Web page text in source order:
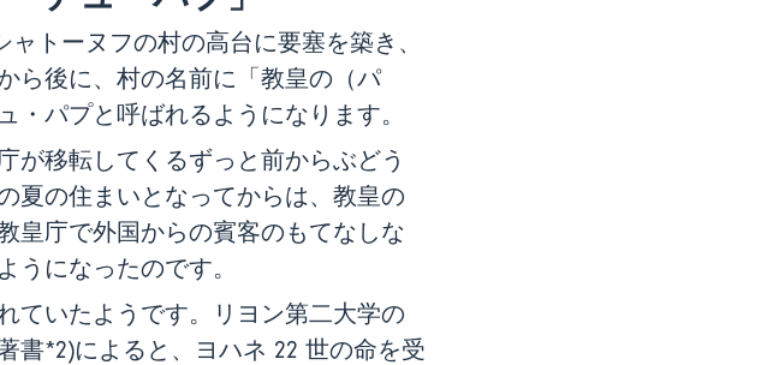
トーヌフの村の高台に要塞を築き、
ら後に、村の名前に「教皇の（パ
パプと呼ばれるようになります。
移転してくるずっと前からぶどう
夏の住まいとなってからは、教皇の
皇庁で外国からの賓客のもてなしな
うになったのです。
ていたようです。リヨン第二大学の
書*2)によると、ヨハネ 22 世の命を受